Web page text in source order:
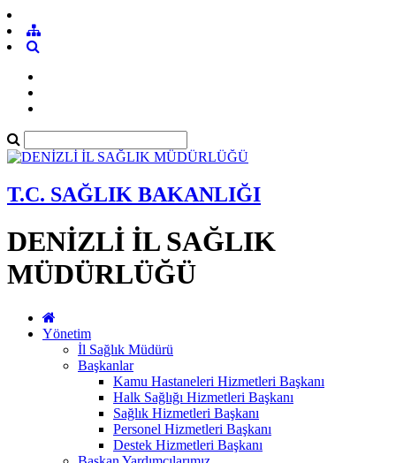
T.C. SAĞLIK BAKANLIĞI
DENİZLİ İL SAĞLIK
MÜDÜRLÜĞÜ
Yönetim
İl Sağlık Müdürü
Başkanlar
Kamu Hastaneleri Hizmetleri Başkanı
Halk Sağlığı Hizmetleri Başkanı
Sağlık Hizmetleri Başkanı
Personel Hizmetleri Başkanı
Destek Hizmetleri Başkanı